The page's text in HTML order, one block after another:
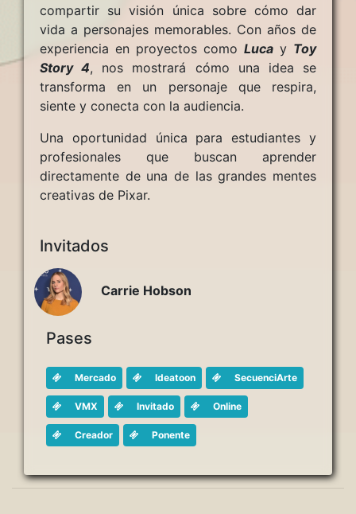
compartir su visión única sobre cómo dar
vida a personajes memorables. Con años de
experiencia en proyectos como Luca y Toy
Story 4, nos mostrará cómo una idea se
transforma en un personaje que respira,
siente y conecta con la audiencia.
Una oportunidad única para estudiantes y
profesionales que buscan aprender
directamente de una de las grandes mentes
creativas de Pixar.
Invitados
Carrie Hobson
Pases
Mercado Ideatoon SecuenciArte
VMX Invitado Online
Creador Ponente